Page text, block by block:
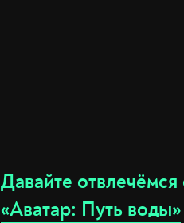
Давайте
«Аватар: Путь воды»